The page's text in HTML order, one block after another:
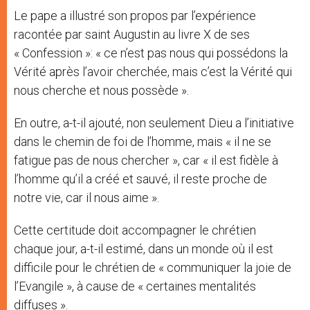
Le pape a illustré son propos par l’expérience
racontée par saint Augustin au livre X de ses
« Confession »: « ce n’est pas nous qui possédons la
Vérité après l’avoir cherchée, mais c’est la Vérité qui
nous cherche et nous possède ».
En outre, a-t-il ajouté, non seulement Dieu a l’initiative
dans le chemin de foi de l’homme, mais « il ne se
fatigue pas de nous chercher », car « il est fidèle à
l’homme qu’il a créé et sauvé, il reste proche de
notre vie, car il nous aime ».
Cette certitude doit accompagner le chrétien
chaque jour, a-t-il estimé, dans un monde où il est
difficile pour le chrétien de « communiquer la joie de
l’Evangile », à cause de « certaines mentalités
diffuses ».